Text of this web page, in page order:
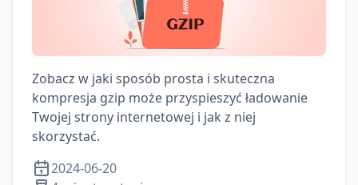
Zobacz w jaki sposób prosta i skuteczna
kompresja gzip może przyspieszyć ładowanie
Twojej strony internetowej i jak z niej
skorzystać.
2024-06-20